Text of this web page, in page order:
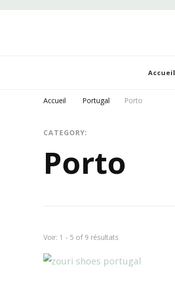
Accueil
Accueil Portugal Porto
CATEGORY:
Porto
Voir: 1 - 5 of 9 résultats